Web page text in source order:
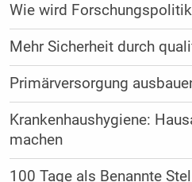
Wie wird
Mehr Sicherheit durch
Primärversorgung
Krankenhaushygiene:
machen
100 Tage als Benannte